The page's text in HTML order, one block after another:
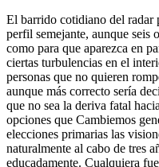
El barrido cotidiano del radar
perfil semejante, aunque seis
como para que aparezca en
ciertas turbulencias en el
personas que no quieren
aunque más correcto sería
que no sea la deriva fatal
opciones que Cambiemos
elecciones primarias las
naturalmente al cabo de tres
educadamente. Cualquiera